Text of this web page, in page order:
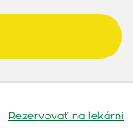
Rezervovať na lekárni